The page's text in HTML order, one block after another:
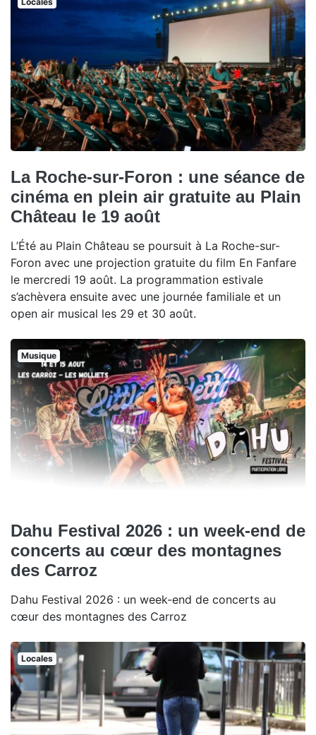
La Roche-sur-Foron : une séance de
cinéma en plein air gratuite au Plain
Château le 19 août
L’Été au Plain Château se poursuit à La Roche-sur-
Foron avec une projection gratuite du film En Fanfare
le mercredi 19 août. La programmation estivale
s’achèvera ensuite avec une journée familiale et un
open air musical les 29 et 30 août.
Musique
Dahu Festival 2026 : un week-end de
concerts au cœur des montagnes
des Carroz
Dahu Festival 2026 : un week-end de concerts au
cœur des montagnes des Carroz
Locales